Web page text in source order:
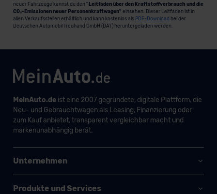
neuer Fahrzeuge kannst du den "Leitfaden über den Kraftstoffverbrauch und die
CO₂-Emissionen neuer Personenkraftwagen" einsehen. Dieser Leitfaden ist in
allen Verkaufsstellen erhältlich und kann kostenlos als PDF-Download bei der
Deutschen Automobil Treuhand GmbH (DAT) heruntergeladen werden.
MeinAuto.deist eine 2007 gegründete, digitale Plattform, die
Neu- und Gebrauchtwagen als Leasing, Finanzierung oder
zum Kauf anbietet, transparent vergleichbar macht und
markenunabhängig berät.
Unternehmen
Produkte und Services